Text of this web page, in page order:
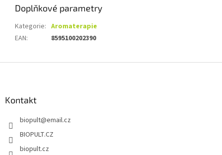
Doplňkové parametry
Kategorie: Aromaterapie
EAN: 8595100202390
Kontakt
biopult@email.cz
BIOPULT.CZ
biopult.cz